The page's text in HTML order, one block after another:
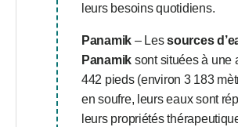
leurs besoins quotidiens.
Panamik – Lessources
Panamik sont situées à une
442 pieds (environ 3 183
en soufre, leurs eaux sont
leurs propriétés